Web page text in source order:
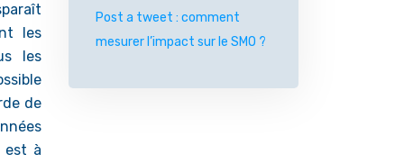
les
les
de
est à
Post a tweet : comment
mesurer l’impact sur le SMO ?